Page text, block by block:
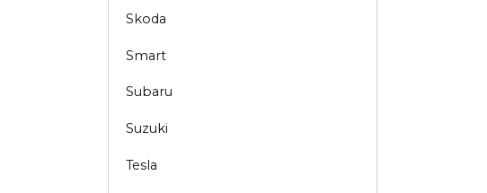
Skoda
Smart
Subaru
Suzuki
Tesla